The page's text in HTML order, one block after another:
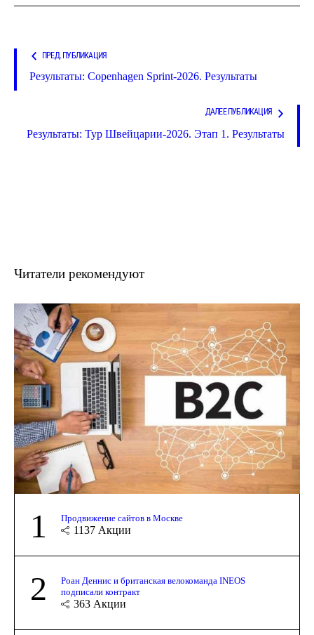
ПРЕД. ПУБЛИКАЦИЯ
Результаты: Copenhagen Sprint-2026. Результаты
ДАЛЕЕ ПУБЛИКАЦИЯ
Результаты: Тур Швейцарии-2026. Этап 1. Результаты
Читатели рекомендуют
1 Продвижение сайтов в Москве
1137 Акции
2
Роан Деннис и британская велокоманда INEOS
подписали контракт
363 Акции